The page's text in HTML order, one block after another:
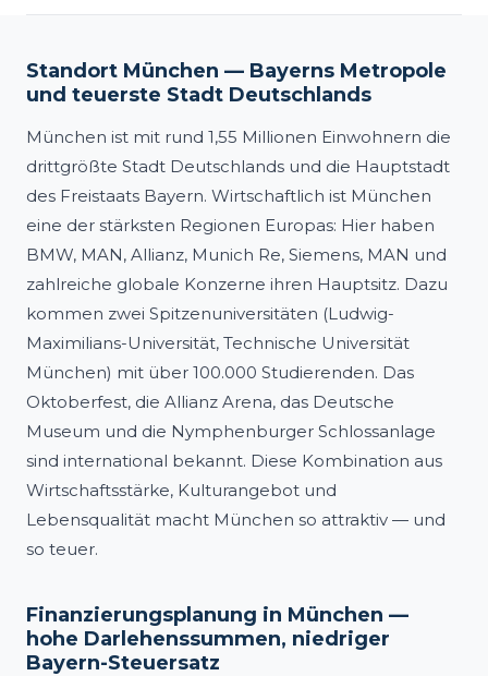
Standort München — Bayerns Metropole
und teuerste Stadt Deutschlands
München ist mit rund 1,55 Millionen Einwohnern die
drittgrößte Stadt Deutschlands und die Hauptstadt
des Freistaats Bayern. Wirtschaftlich ist München
eine der stärksten Regionen Europas: Hier haben
BMW, MAN, Allianz, Munich Re, Siemens, MAN und
zahlreiche globale Konzerne ihren Hauptsitz. Dazu
kommen zwei Spitzenuniversitäten (Ludwig-
Maximilians-Universität, Technische Universität
München) mit über 100.000 Studierenden. Das
Oktoberfest, die Allianz Arena, das Deutsche
Museum und die Nymphenburger Schlossanlage
sind international bekannt. Diese Kombination aus
Wirtschaftsstärke, Kulturangebot und
Lebensqualität macht München so attraktiv — und
so teuer.
Finanzierungsplanung in München —
hohe Darlehenssummen, niedriger
Bayern-Steuersatz